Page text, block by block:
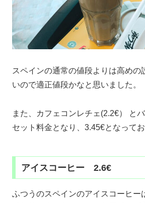
スペインの通常の値段よりは高めの
いので適正値段かなと思いました。
また、カフェコンレチェ(2.2€） と
セット料金となり、3.45€となってお
アイスコーヒー 2.6€
ふつうのスペインのアイスコーヒー